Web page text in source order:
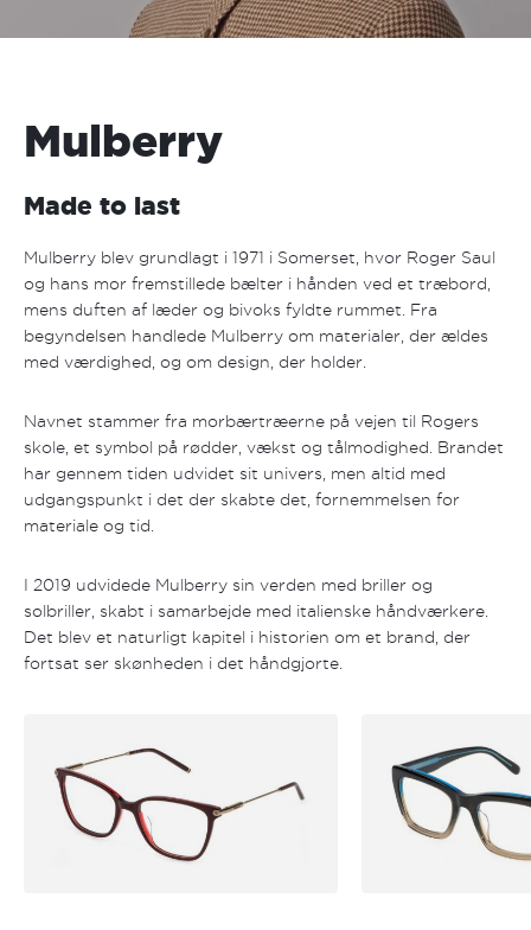
Mulberry
Made to last
Mulberry blev grundlagt i 1971 i Somerset, hvor Roger Saul
og hans mor fremstillede bælter i hånden ved et træbord,
mens duften af læder og bivoks fyldte rummet. Fra
begyndelsen handlede Mulberry om materialer, der ældes
med værdighed, og om design, der holder.
Navnet stammer fra morbærtræerne på vejen til Rogers
skole, et symbol på rødder, vækst og tålmodighed. Brandet
har gennem tiden udvidet sit univers, men altid med
udgangspunkt i det der skabte det, fornemmelsen for
materiale og tid.
I 2019 udvidede Mulberry sin verden med briller og
solbriller, skabt i samarbejde med italienske håndværkere.
Det blev et naturligt kapitel i historien om et brand, der
fortsat ser skønheden i det håndgjorte.